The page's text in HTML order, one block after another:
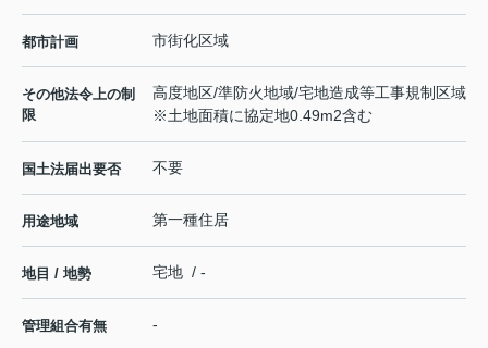
都市計画 市街化区域
その他法令上の制
限
高度地区/準防火地域/宅地造成等工事規制区域
※土地面積に協定地0.49m2含む
国土法届出要否 不要
用途地域 第一種住居
地目 / 地勢 宅地 / -
管理組合有無 -